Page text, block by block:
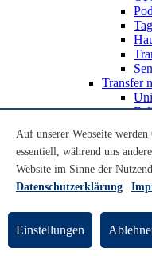
Transfer
Transfer
Auf unserer Webseite
essentiell, während uns
Website im Sinne der
Datenschutzerklärung
Einstellungen